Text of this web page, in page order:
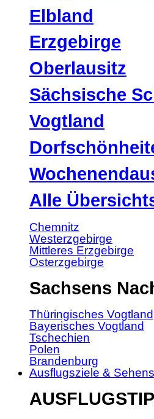
Elbland
Erzgebirge
Oberlausitz
Sächsische
Vogtland
Alle
Chemnitz
Westerzgebirge
Mittleres Erzgebirge
Osterzgebirge
Sachsens
Thüringisches Vogtland
Bayerisches Vogtland
Tschechien
Polen
Brandenburg
Ausflugsziele &